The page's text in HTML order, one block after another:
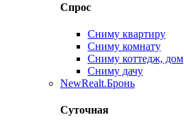
Спрос
Сниму квартиру
Сниму комнату
Сниму коттедж, дом
Сниму дачу
NewRealt.Бронь
Суточная